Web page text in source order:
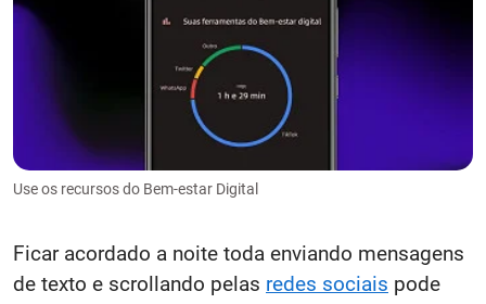
Use os recursos do Bem-estar Digital
Ficar acordado a noite toda enviando mensagens
de texto e scrollando pelas redes sociais pode